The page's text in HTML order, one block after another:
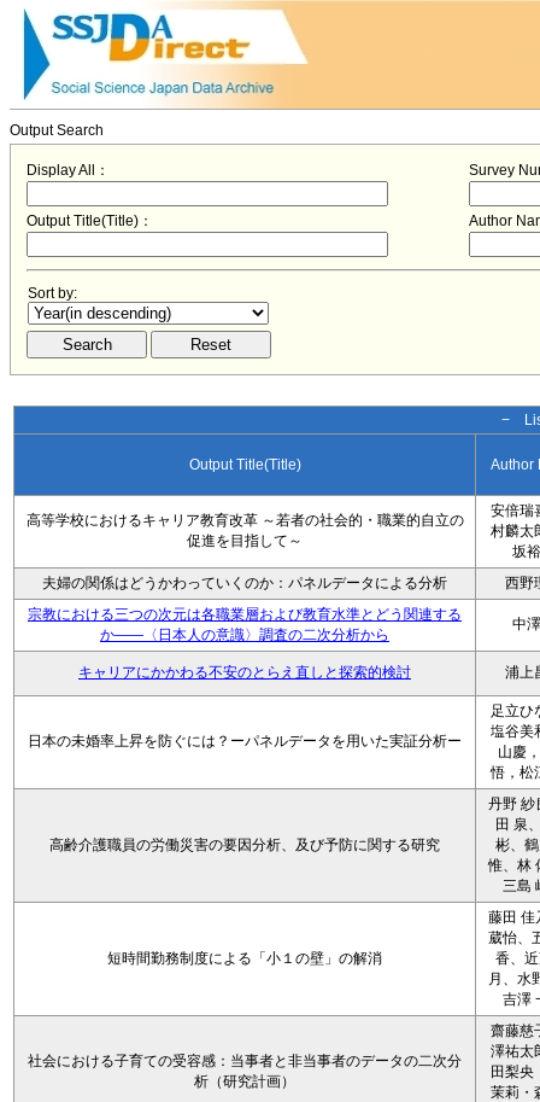
Output Search
Display All： Survey
Output Title(Title)： Author
Sort by:
−
Output Title(Title) Author
高等学校におけるキャリア教育改革 ～若者の社会的・職業的自立の
促進を目指して～
安倍瑞
村麟太
坂
夫婦の関係はどうかわっていくのか：パネルデータによる分析
西野
宗教における三つの次元は各職業層および教育水準とどう関連する
か――〈日本人の意識〉調査の二次分析から
中
キャリアにかかわる不安のとらえ直しと探索的検討 浦上
日本の未婚率上昇を防ぐには？ーパネルデータを用いた実証分析ー
足立ひ
塩谷美
山慶
悟，松
高齢介護職員の労働災害の要因分析、及び予防に関する研究
丹野 紗
田 泉
彬、
惟、林
三島
短時間勤務制度による「小１の壁」の解消
藤田 佳
葳怡、
香、
月、水
吉澤
社会における子育ての受容感：当事者と非当事者のデータの二次分
析（研究計画）
齋藤慈
澤祐太
田梨央
茉莉・